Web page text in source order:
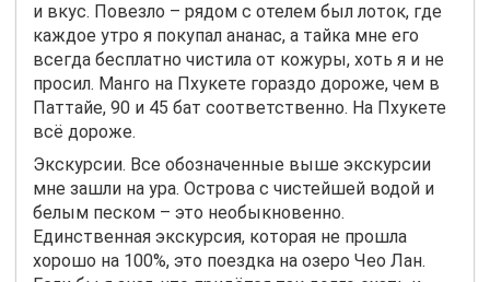
и вкус. Повезло – рядом с отелем был лоток, где
каждое утро я покупал ананас, а тайка мне его
всегда бесплатно чистила от кожуры, хоть я и не
просил. Манго на Пхукете гораздо дороже, чем в
Паттайе, 90 и 45 бат соответственно. На Пхукете
всё дороже.
Экскурсии. Все обозначенные выше экскурсии
мне зашли на ура. Острова с чистейшей водой и
белым песком – это необыкновенно.
Единственная экскурсия, которая не прошла
хорошо на 100%, это поездка на озеро Чео Лан.